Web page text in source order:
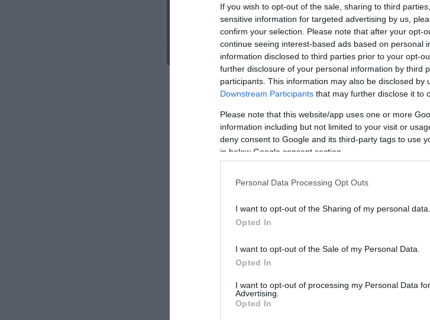
If you wish to opt-out of the sale, sharing to third
sensitive information for targeted advertising by us,
confirm your selection. Please note that after your opt-
continue seeing interest-based ads based on personal
information disclosed to third parties prior to your opt-
further disclosure of your personal information by third
participants. This information may also be disclosed by
Downstream Participants that may further disclose it to
Please note that this website/app uses one or more
information including but not limited to your visit or
deny consent to Google and its third-party tags to use
in below Google consent section.
Personal Data Processing Opt Outs
I want to opt-out of the Sharing of my personal data.
Opted In
I want to opt-out of the Sale of my Personal Data.
Opted In
I want to opt-out of processing my Personal Data
Advertising.
Opted In